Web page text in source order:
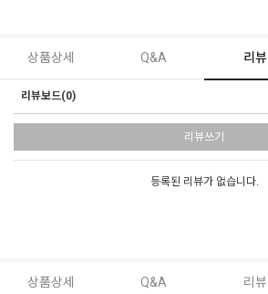
상품상세 Q&A 리뷰
리뷰보드(0)
리뷰쓰기
등록된 리뷰가 없습니다.
상품상세 Q&A 리뷰